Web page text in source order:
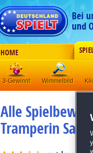
Bei
und
HOME
3-Gewinnt Wimmelbild
Alle
Tramperin